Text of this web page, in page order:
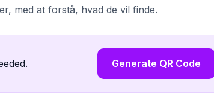
med at forstå, hvad de vil finde.
Generate QR Code